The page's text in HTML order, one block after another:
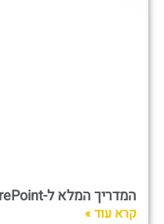
המדריך המלא ל-SharePoint
קרא עוד »